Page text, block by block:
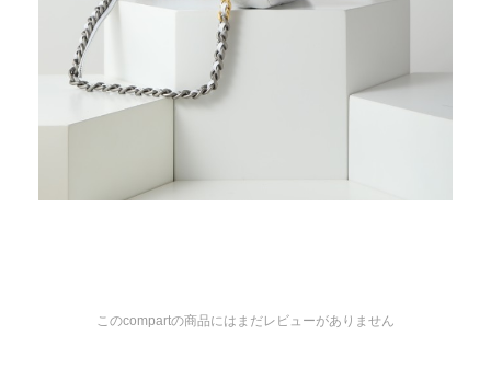
このcompartの商品にはまだレビューがありません